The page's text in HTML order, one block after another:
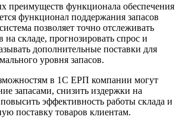
преимуществ функционала обеспечения
функционал поддержания запасов
позволяет точно отслеживать
на складе, прогнозировать спрос и
дополнительные поставки для
уровня запасов.
в 1С ЕРП компании могут
запасами, снизить издержки на
эффективность работы склада и
поставку товаров клиентам.